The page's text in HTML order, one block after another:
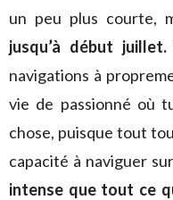
un peu plus courte,
jusqu’à début juillet.
navigations à
vie de passionné où
chose, puisque tout
capacité à naviguer
intense que tout ce